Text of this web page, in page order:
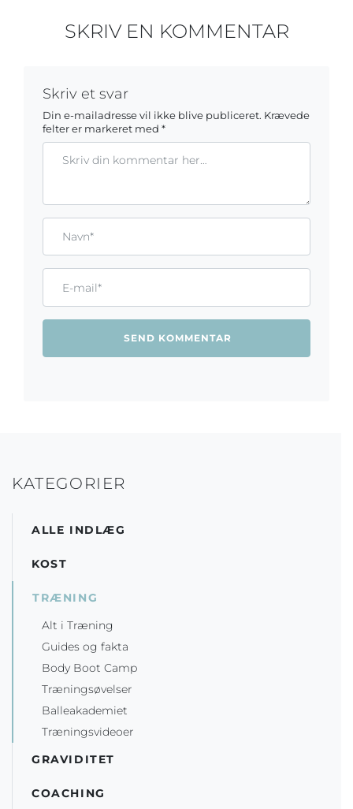
SKRIV EN KOMMENTAR
Skriv et svar
Din e-mailadresse vil ikke blive publiceret. Krævede
felter er markeret med *
KATEGORIER
ALLE INDLÆG
KOST
TRÆNING
Alt i Træning
Guides og fakta
Body Boot Camp
Træningsøvelser
Balleakademiet
Træningsvideoer
GRAVIDITET
COACHING